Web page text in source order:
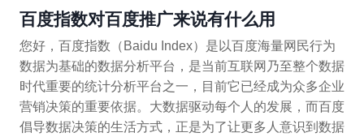
百度指数对百度推广来说有什么用
您好，百度指数（Baidu Index）是以百度海量网民行为
数据为基础的数据分析平台，是当前互联网乃至整个数据
时代重要的统计分析平台之一，目前它已经成为众多企业
营销决策的重要依据。大数据驱动每个人的发展，而百度
倡导数据决策的生活方式，正是为了让更多人意识到数据